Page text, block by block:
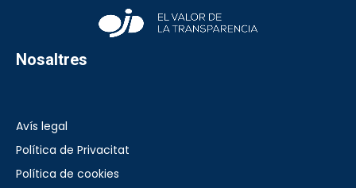
Nosaltres
Avís legal
Política de Privacitat
Política de cookies